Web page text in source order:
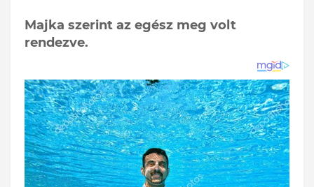
Majka szerint az egész meg volt
rendezve.